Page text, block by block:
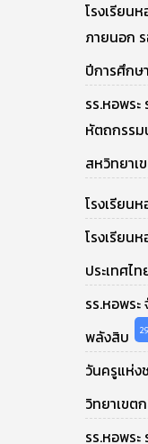
โรงเรียน
ภายนอก
ปีการศึกษ
รร.หอพร
หัตถกรรม
สหวิทยาเ
โรงเรียน
โรงเรียน
ประเทศไท
รร.หอพร
พลังสิบ
วันครูแห่ง
วิทยาเขต
รร.หอพร